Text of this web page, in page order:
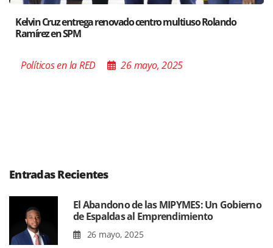
centro multiuso Rolando
26 mayo, 2025
Santiago acoge
Políticos en la RED
Entradas Recientes
El Abandono de las MIPYMES: Un Gobierno
de Espaldas al Emprendimiento
26 mayo, 2025